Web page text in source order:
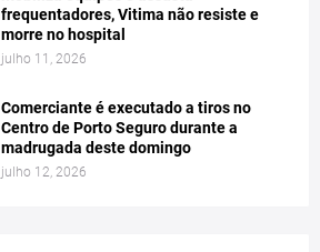
frequentadores, Vitima não resiste e
morre no hospital
julho 11, 2026
Comerciante é executado a tiros no
Centro de Porto Seguro durante a
madrugada deste domingo
julho 12, 2026